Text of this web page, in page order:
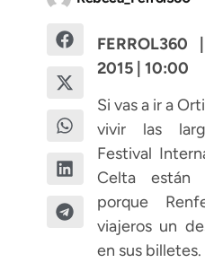
2015 | 10:00
Si vas a ir a
vivir las
Festival
Celta están
porque
viajeros un
en sus billetes.